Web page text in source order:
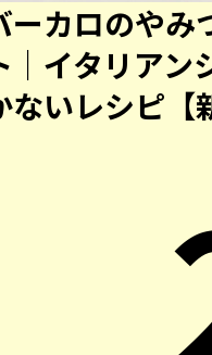
ーカロのやみ
｜イタリアン
ないレシピ【